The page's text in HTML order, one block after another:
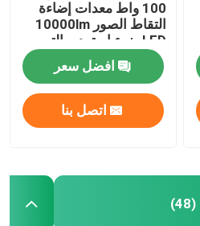
100 واط معدات إضاءة
التقاط الصور 10000lm
LED ضوء استوديو التصوير
الفوتوغرافي
افضل سعر
اتصل بنا
(48)